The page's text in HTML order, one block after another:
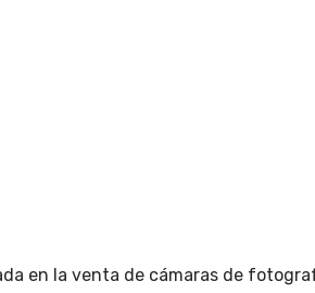
en la venta de cámaras de